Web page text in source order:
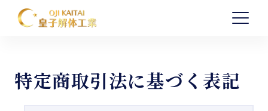
0586-59-4965
月～土曜 8:00～18:00
特定商取引法に基づく表記